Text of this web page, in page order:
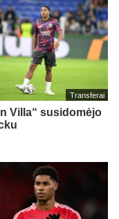
Transferai
Villa“ susidomėjo